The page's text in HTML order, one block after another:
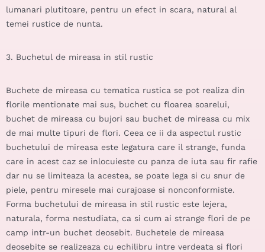
lumanari plutitoare, pentru un efect in scara, natural al
temei rustice de nunta.
3. Buchetul de mireasa in stil rustic
Buchete de mireasa cu tematica rustica se pot realiza din
florile mentionate mai sus, buchet cu floarea soarelui,
buchet de mireasa cu bujori sau buchet de mireasa cu mix
de mai multe tipuri de flori. Ceea ce ii da aspectul rustic
buchetului de mireasa este legatura care il strange, funda
care in acest caz se inlocuieste cu panza de iuta sau fir rafie
dar nu se limiteaza la acestea, se poate lega si cu snur de
piele, pentru miresele mai curajoase si nonconformiste.
Forma buchetului de mireasa in stil rustic este lejera,
naturala, forma nestudiata, ca si cum ai strange flori de pe
camp intr-un buchet deosebit. Buchetele de mireasa
deosebite se realizeaza cu echilibru intre verdeata si flori